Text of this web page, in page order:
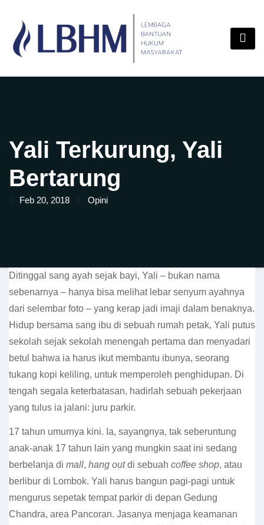
content
Yali Terkurung, Yali
Bertarung
Feb 20, 2018 Opini
Ditinggal sang ayah sejak bayi, Yali – bukan nama
sebenarnya – hanya bisa melihat lebar senyum ayahnya
dari selembar foto – yang kerap jadi imaji dalam benaknya.
Hidup bersama sang ibu di sebuah rumah petak, Yali putus
sekolah sejak sekolah menengah pertama dan menyadari
betul bahwa ia harus ikut membantu ibunya, seorang
tukang kopi keliling, untuk memperoleh penghidupan. Di
tengah segala keterbatasan, hadirlah sebuah pekerjaan
yang tulus ia jalani: juru parkir.
17 tahun umurnya kini. Ia, sayangnya, tak seberuntung
anak-anak 17 tahun lain yang mungkin saat ini sedang
berbelanja di mall, hang outdi sebuah coffee shop, atau
berlibur di Lombok. Yali harus bangun pagi-pagi untuk
mengurus sepetak tempat parkir di depan Gedung
Chandra, area Pancoran. Jasanya menjaga keamanan